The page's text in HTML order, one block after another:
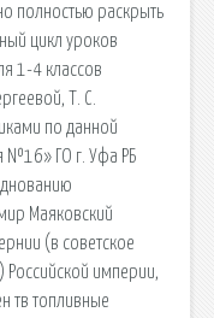
полностью раскрыть
цикл уроков
1-4 классов
Т. С.
по данной
№16» ГО г. Уфа РБ
Маяковский
(в советское
Российской империи,
тв топливные